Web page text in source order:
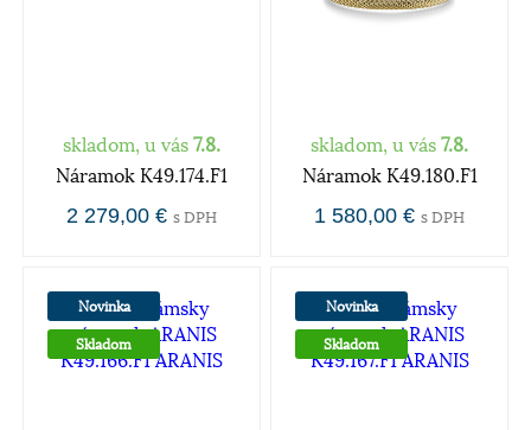
skladom, u vás 7.8.
Náramok K49.174.F1
2 279,00 € s DPH
skladom, u vás 7.8.
Náramok K49.180.F1
1 580,00 € s DPH
Novinka
Skladom
Novinka
Skladom